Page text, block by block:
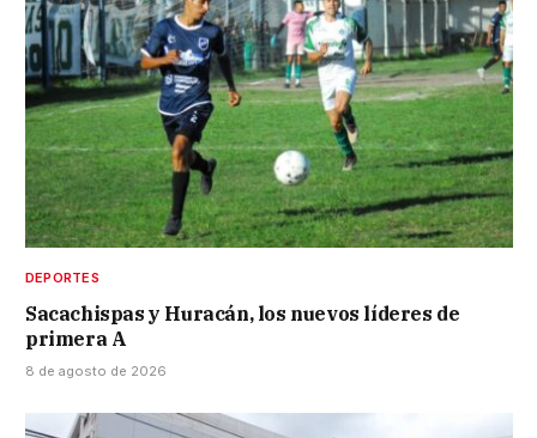
DEPORTES
Sacachispas y Huracán, los nuevos líderes de
primera A
8 de agosto de 2026